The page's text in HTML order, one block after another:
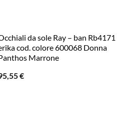
da sole Ray – ban Rb4171
cod. colore 600068 Donna
Marrone
€